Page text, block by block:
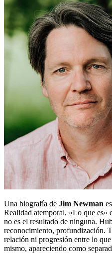
Una biografía de Jim Newman
Realidad atemporal, «Lo que es»
no es el resultado de ninguna.
reconocimiento, profundización.
relación ni progresión entre lo
mismo, apareciendo como